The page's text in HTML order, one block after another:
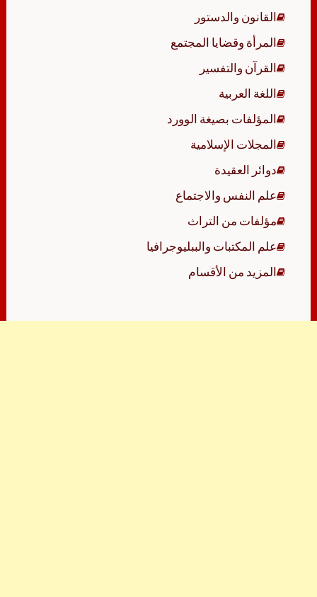
القانون والدستور
المرأة وقضايا المجتمع
القرآن والتفسير
اللغة العربية
المؤلفات بصيغة الوورد
المجلات الإسلامية
دوائر العقيدة
علم النفس والاجتماع
مؤلفات من التراث
علم المكتبات والببليوجرافيا
المزيد من الأقسام